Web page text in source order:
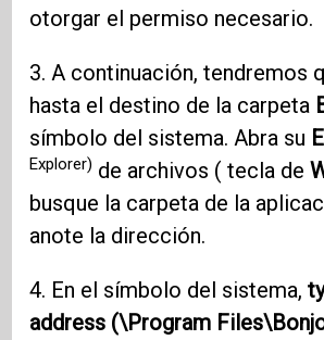
otorgar el permiso necesario.
3. A continuación, tendremos
hasta el destino de la carpeta
símbolo del sistema. Abra su
Explorer) de archivos ( tecla de
busque la carpeta de la
anote la dirección.
4. En el símbolo del sistema,
address (\Program